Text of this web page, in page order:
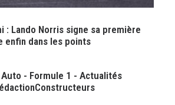
: Lando Norris signe sa première
enfin dans les points
- Formule 1 - Actualités
Constructeurs